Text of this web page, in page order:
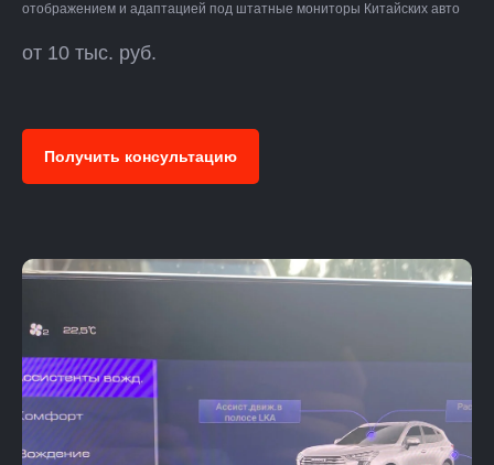
отображением и адаптацией под штатные мониторы Китайских авто
от 10 тыс. руб.
Получить консультацию